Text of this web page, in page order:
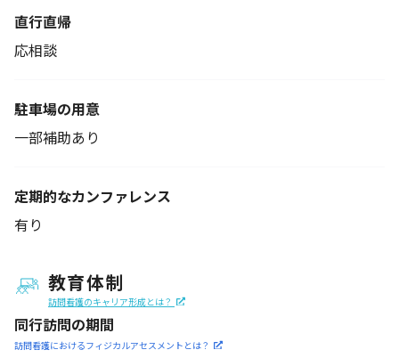
直行直帰
応相談
駐車場の用意
一部補助あり
定期的なカンファレンス
有り
教育体制
訪問看護のキャリア形成とは？
同行訪問の期間
訪問看護におけるフィジカルアセスメントとは？